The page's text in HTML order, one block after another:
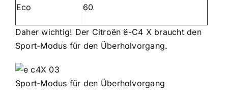
Eco 60
Daher wichtig! Der Citroën ë-C4 X braucht den
Sport-Modus für den Überholvorgang.
Sport-Modus für den Überholvorgang